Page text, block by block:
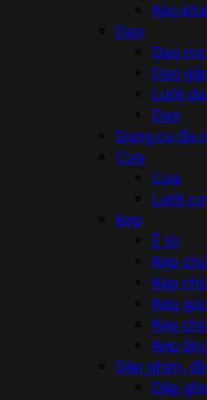
Kéo
Dao
Dao
Dao
Lưỡi
Dao
Dụng cụ đa
Cưa
Cưa
Lưỡi
Kẹp
Ê tô
Kẹp
Kẹp
Kẹp
Kẹp
Kẹp
Dập ghim,
Dập